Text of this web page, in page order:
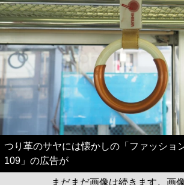
つり革のサヤには懐かしの「ファッショ
109」の広告が
まだまだ画像は続きます。画